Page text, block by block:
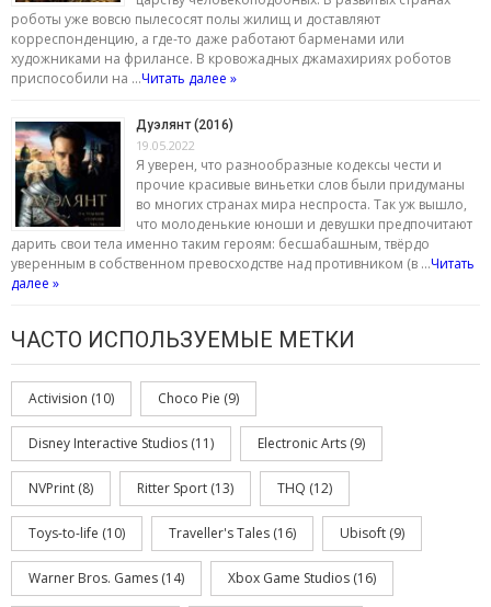
роботы уже вовсю пылесосят полы жилищ и доставляют
корреспонденцию, а где-то даже работают барменами или
художниками на фрилансе. В кровожадных джамахириях роботов
приспособили на …Читать далее »
Дуэлянт (2016)
19.05.2022
Я уверен, что разнообразные кодексы чести и
прочие красивые виньетки слов были придуманы
во многих странах мира неспроста. Так уж вышло,
что молоденькие юноши и девушки предпочитают
дарить свои тела именно таким героям: бесшабашным, твёрдо
уверенным в собственном превосходстве над противником (в …Читать
далее »
ЧАСТО ИСПОЛЬЗУЕМЫЕ МЕТКИ
Activision (10) Choco Pie (9)
Disney Interactive Studios (11) Electronic Arts (9)
NVPrint (8) Ritter Sport (13) THQ (12)
Toys-to-life (10) Traveller's Tales (16) Ubisoft (9)
Warner Bros. Games (14) Xbox Game Studios (16)